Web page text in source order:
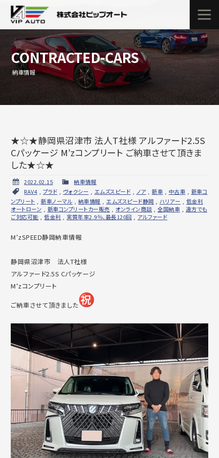
CONTRACTED-CARS
納車情報
★☆★静岡県沼津市 法人T社様 アルファード2.5S
Cパッケージ M’zコンプリート ご納車させて頂きま
した★☆★
2022.02.15
納車情報
RAV4
プラド ヴォクシー エムズスピード ノア,新車 中古車
新車コ
ンプリート ,新車ノーマル 納車情報 エムズスピード静岡 ハリアー
低金利
オートローン
新車コンプリートカー販売 オンライン商談,全国納車
遠方でも
ご対応可能 ,低金利 実質年率2.9％、最長120回 アルファード
M’zSPEED静岡納車情報
静岡県沼津市 法人T社様
アルファード2.5S Cパッケージ
M’zコンプリート
ご納車させて頂きました